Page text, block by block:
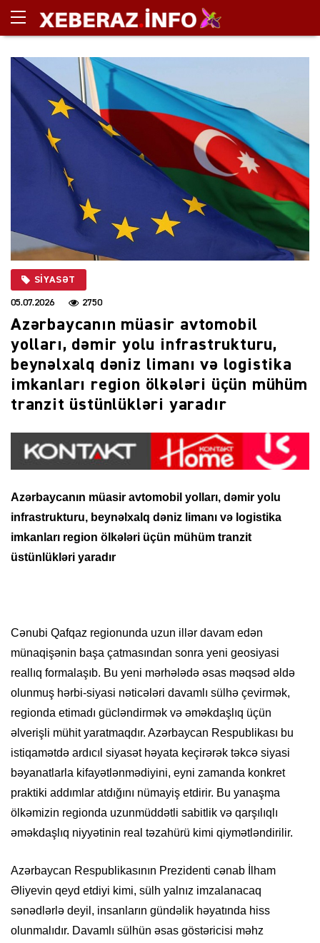
SIYASƏT
05.07.2026 2750
Azərbaycanın müasir avtomobil
yolları, dəmir yolu infrastrukturu,
beynəlxalq dəniz limanı və logistika
imkanları region ölkələri üçün mühüm
tranzit üstünlükləri yaradır
Azərbaycanın müasir avtomobil yolları, dəmir yolu
infrastrukturu, beynəlxalq dəniz limanı və logistika
imkanları region ölkələri üçün mühüm tranzit
üstünlükləri yaradır
Cənubi Qafqaz regionunda uzun illər davam edən
münaqişənin başa çatmasından sonra yeni geosiyasi
reallıq formalaşıb. Bu yeni mərhələdə əsas məqsəd əldə
olunmuş hərbi-siyasi nəticələri davamlı sülhə çevirmək,
regionda etimadı gücləndirmək və əməkdaşlıq üçün
əlverişli mühit yaratmaqdır. Azərbaycan Respublikası bu
istiqamətdə ardıcıl siyasət həyata keçirərək təkcə siyasi
bəyanatlarla kifayətlənmədiyini, eyni zamanda konkret
praktiki addımlar atdığını nümayiş etdirir. Bu yanaşma
ölkəmizin regionda uzunmüddətli sabitlik və qarşılıqlı
əməkdaşlıq niyyətinin real təzahürü kimi qiymətləndirilir.
Azərbaycan Respublikasının Prezidenti cənab İlham
Əliyevin qeyd etdiyi kimi, sülh yalnız imzalanacaq
sənədlərlə deyil, insanların gündəlik həyatında hiss
olunmalıdır. Davamlı sülhün əsas göstəricisi məhz